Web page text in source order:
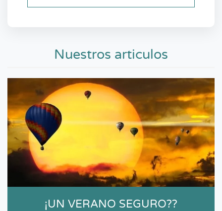
Nuestros articulos
¡UN VERANO SEGURO??